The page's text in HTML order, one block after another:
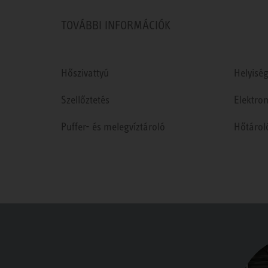
TOVÁBBI INFORMÁCIÓK
Hőszivattyú
Szellőztetés
Puffer- és melegvíztároló